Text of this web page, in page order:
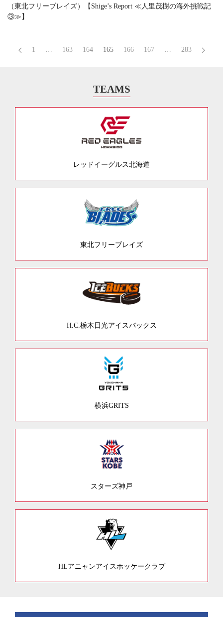
（東北フリーブレイズ）【Shige’s Report ≪人里茂樹の海外挑戦記
③≫】
1 … 163 164 165 166 167 … 283
TEAMS
レッドイーグルス北海道
東北フリーブレイズ
H.C.栃木日光アイスバックス
横浜GRITS
スターズ神戸
HLアニャンアイスホッケークラブ